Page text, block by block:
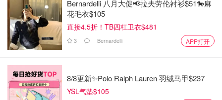
Bernardelli 八月大促📢拉夫劳伦衬衫$51🐎麻
花毛衣$105
直接4.5折！TB四杠卫衣$481
3 Bernardelli APP打开
8/8更新✨Polo Ralph Lauren 羽绒马甲$237
YSL气垫$105